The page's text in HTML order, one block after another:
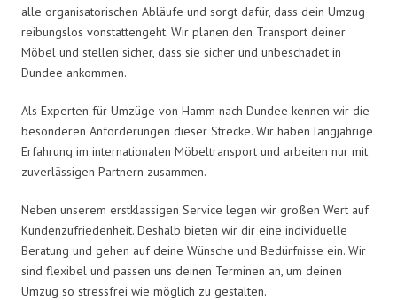
alle organisatorischen Abläufe und sorgt dafür, dass dein Umzug
reibungslos vonstattengeht. Wir planen den Transport deiner
Möbel und stellen sicher, dass sie sicher und unbeschadet in
Dundee ankommen.
Als Experten für Umzüge von Hamm nach Dundee kennen wir die
besonderen Anforderungen dieser Strecke. Wir haben langjährige
Erfahrung im internationalen Möbeltransport und arbeiten nur mit
zuverlässigen Partnern zusammen.
Neben unserem erstklassigen Service legen wir großen Wert auf
Kundenzufriedenheit. Deshalb bieten wir dir eine individuelle
Beratung und gehen auf deine Wünsche und Bedürfnisse ein. Wir
sind flexibel und passen uns deinen Terminen an, um deinen
Umzug so stressfrei wie möglich zu gestalten.